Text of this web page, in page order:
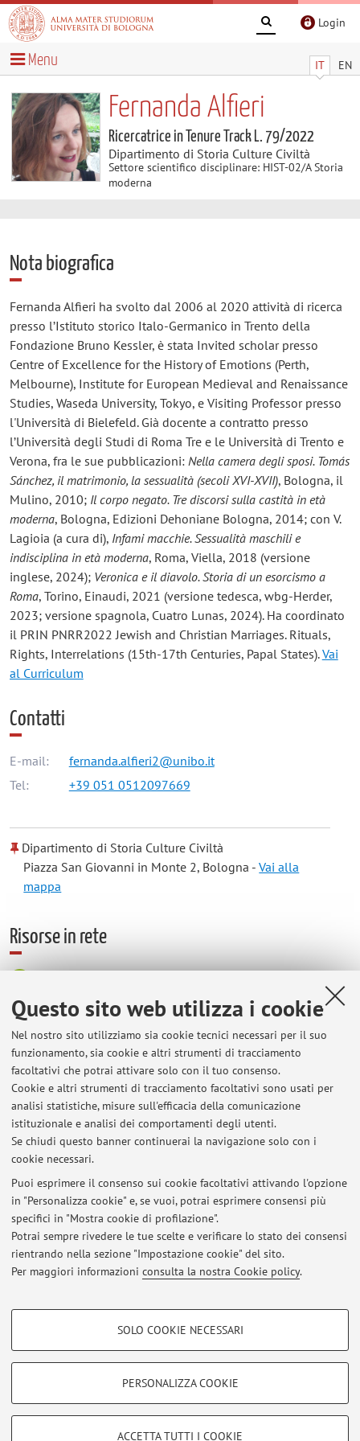
Questo sito web utilizza i cookie
Nel nostro sito utilizziamo sia cookie tecnici necessari per il suo
funzionamento, sia cookie e altri strumenti di tracciamento
facoltativi che potrai attivare solo con il tuo consenso.
Cookie e altri strumenti di tracciamento facoltativi sono usati per
analisi statistiche, misure sull'efficacia della comunicazione
istituzionale e analisi dei comportamenti degli utenti.
Se chiudi questo banner continuerai la navigazione solo con i
cookie necessari.
Puoi esprimere il consenso sui cookie facoltativi attivando l'opzione
in "Personalizza cookie" e, se vuoi, potrai esprimere consensi più
specifici in "Mostra cookie di profilazione".
Potrai sempre rivedere le tue scelte e verificare lo stato dei consensi
rientrando nella sezione "Impostazione cookie" del sito.
Per maggiori informazioni consulta la nostra Cookie policy.
COOKIE DI PROFILAZIONE - FACOLTATIVI
COOKIE TECNICI - NECESSARI
SOLO COOKIE NECESSARI
PERSONALIZZA COOKIE
ACCETTA TUTTI I COOKIE
Login
IT EN
Menu
Fernanda Alfieri
Ricercatrice in Tenure Track L. 79/2022
Dipartimento di Storia Culture Civiltà
Settore scientifico disciplinare: HIST-02/A Storia
moderna
Nota biografica
Fernanda Alfieri ha svolto dal 2006 al 2020 attività di ricerca
presso l’Istituto storico Italo-Germanico in Trento della
Fondazione Bruno Kessler, è stata Invited scholar presso
Centre of Excellence for the History of Emotions (Perth,
Melbourne), Institute for European Medieval and Renaissance
Studies, Waseda University, Tokyo, e Visiting Professor presso
l'Università di Bielefeld. Già docente a contratto presso
l’Università degli Studi di Roma Tre e le Università di Trento e
Verona, fra le sue pubblicazioni: Nella camera degli sposi. Tomás
Sánchez, il matrimonio, la sessualità (secoli XVI-XVII), Bologna, il
Mulino, 2010; Il corpo negato. Tre discorsi sulla castità in età
moderna, Bologna, Edizioni Dehoniane Bologna, 2014; con V.
Lagioia (a cura di), Infami macchie. Sessualità maschili e
indisciplina in età moderna, Roma, Viella, 2018 (versione
inglese, 2024); Veronica e il diavolo. Storia di un esorcismo a
Roma, Torino, Einaudi, 2021 (versione tedesca, wbg-Herder,
2023; versione spagnola, Cuatro Lunas, 2024). Ha coordinato
il PRIN PNRR2022 Jewish and Christian Marriages. Rituals,
Rights, Interrelations (15th-17th Centuries, Papal States).Vai
al Curriculum
Contatti
E-mail:
fernanda.alfieri2@unibo.it
Tel:
+39 051 0512097669
Dipartimento di Storia Culture Civiltà
Piazza San Giovanni in Monte 2, Bologna -Vai alla
mappa
Risorse in rete
Orario di ricevimento
Il ricevimento è il martedì alle 14.30 presso lo studio della
docente (Dipartimento di Storia Culture Civiltà). Si prega di
contattare previamente la docente via mail per concordare
l'orario.
Ultimi avvisi
Al momento non sono presenti avvisi.
Area riservata
Accedi tramiteloginper gestire tutti i contenuti del sito.
Zamboni, 33 - 40126 Bologna - Partita IVA: 01131710376